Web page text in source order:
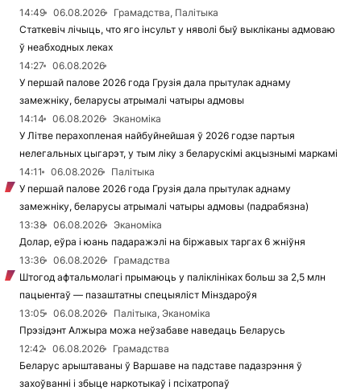
14:49
06.08.2026
Грамадства, Палітыка
Статкевіч лічыць, что яго інсульт у няволі быў выкліканы адмоваю
ў неабходных леках
14:27
06.08.2026
У першай палове 2026 года Грузія дала прытулак аднаму
замежніку, беларусы атрымалі чатыры адмовы
14:14
06.08.2026
Эканоміка
У Літве перахопленая найбуйнейшая ў 2026 годзе партыя
нелегальных цыгарэт, у тым ліку з беларускімі акцызнымі маркамі
14:11
06.08.2026
Палітыка
У першай палове 2026 года Грузія дала прытулак аднаму
замежніку, беларусы атрымалі чатыры адмовы (падрабязна)
13:38
06.08.2026
Эканоміка
Долар, еўра і юань падаражэлі на біржавых таргах 6 жніўня
13:36
06.08.2026
Грамадства
Штогод афтальмолагі прымаюць у паліклініках больш за 2,5 млн
пацыентаў — пазаштатны спецыяліст Мінздароўя
13:05
06.08.2026
Палітыка, Эканоміка
Прэзідэнт Алжыра можа неўзабаве наведаць Беларусь
12:42
06.08.2026
Грамадства
Беларус арыштаваны ў Варшаве на падставе падазрэння ў
захоўванні і збыце наркотыкаў і псіхатропаў